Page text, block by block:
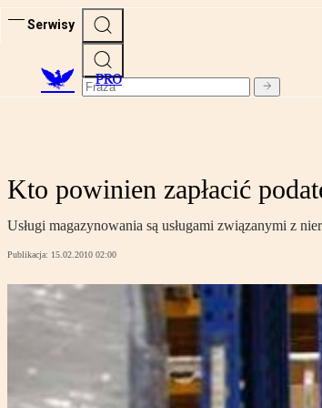
Serwisy
PRO
Kto powinien zapłacić
Usługi magazynowania są usługami związanymi z
Publikacja: 15.02.2010 02:00